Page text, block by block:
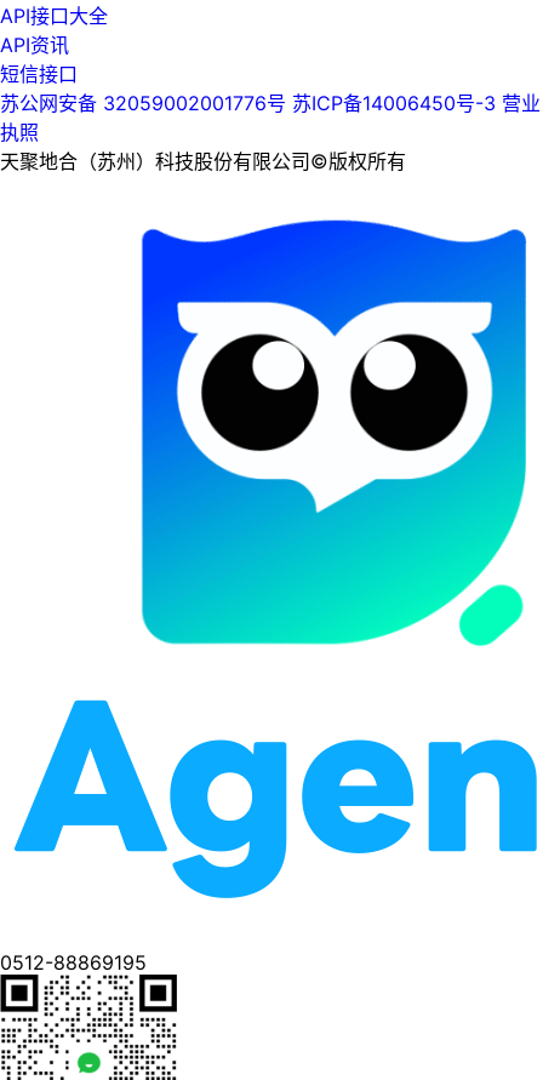
API接口大全
API资讯
短信接口
苏公网安备 32059002001776号 苏ICP备14006450号-3 营业
执照
天聚地合（苏州）科技股份有限公司©版权所有
0512-88869195